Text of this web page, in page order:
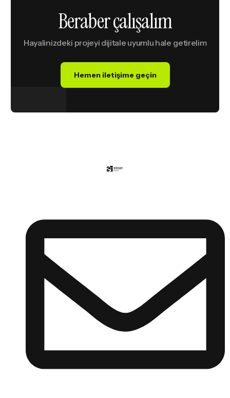
Beraberçalışalım
Hayalinizdeki projeyi dijitale uyumlu hale getirelim
Hemen iletişime geçin